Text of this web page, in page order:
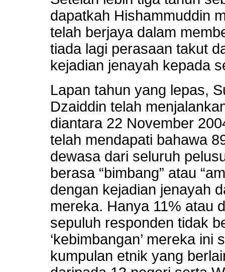
dapatkah Hishammuddin
telah berjaya dalam
tiada lagi perasaan takut
kejadian jenayah kepada
Lapan tahun yang lepas,
Dzaiddin telah
diantara 22 November
telah mendapati bahawa
dewasa dari seluruh
berasa “bimbang” atau
dengan kejadian jenayah
mereka. Hanya 11% atau
sepuluh responden tidak
‘kebimbangan’ mereka
kumpulan etnik yang